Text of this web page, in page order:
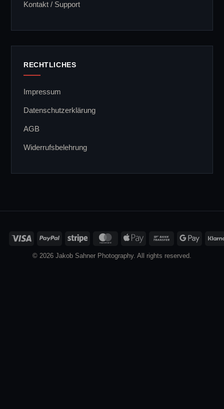
Kontakt / Support
RECHTLICHES
Impressum
Datenschutzerklärung
AGB
Widerrufsbelehrung
Visa PayPal Stripe MasterCardApple
Bank
Google
© 2026 Jakob Sahner Photography. All rights reserved.